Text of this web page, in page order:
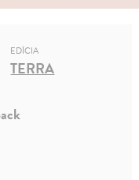
EDÍCIA
TERRA